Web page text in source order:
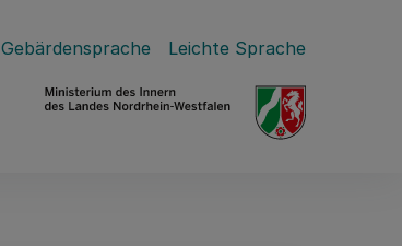
Gebärdensprache Leichte Sprache